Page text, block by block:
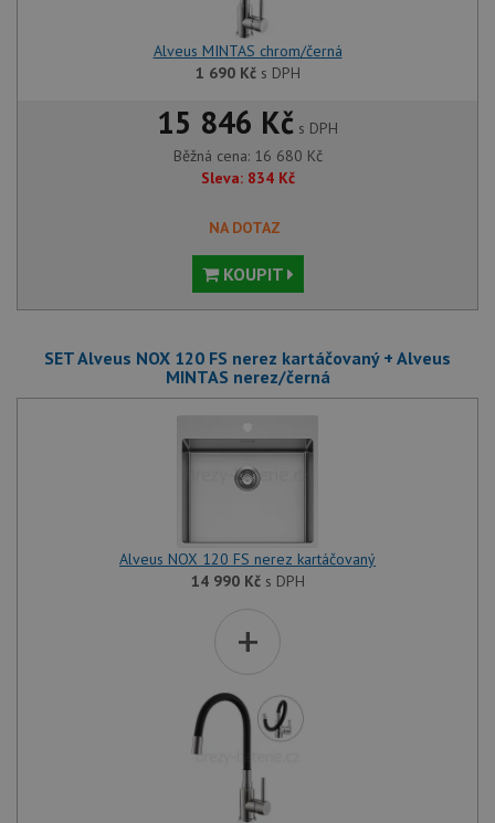
Alveus MINTAS chrom/černá
1 690 Kčs DPH
15 846 Kč s DPH
Běžná cena: 16 680 Kč
Sleva: 834 Kč
NA DOTAZ
KOUPIT
SET Alveus NOX 120 FS nerez kartáčovaný + Alveus
MINTAS nerez/černá
Alveus NOX 120 FS nerez kartáčovaný
14 990 Kčs DPH
+